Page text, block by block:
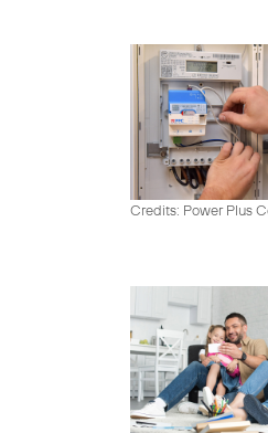
Credits: Power Plus